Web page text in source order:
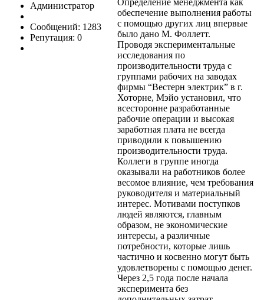
Администратор
Сообщений: 1283
Репутация: 0
Определение менеджмента как
обеспечение выполнения работы
с помощью других лиц впервые
было дано М. Фоллетт.
Проводя экспериментальные
исследования по
производительности труда с
группами рабочих на заводах
фирмы “Вестерн электрик” в г.
Хоторне, Мэйо установил, что
всесторонне разработанные
рабочие операции и высокая
заработная плата не всегда
приводили к повышению
производительности труда.
Коллеги в группе иногда
оказывали на работников более
весомое влияние, чем требования
руководителя и материальный
интерес. Мотивами поступков
людей являются, главным
образом, не экономические
интересы, а различные
потребности, которые лишь
частично и косвенно могут быть
удовлетворены с помощью денег.
Через 2,5 года после начала
эксперимента без